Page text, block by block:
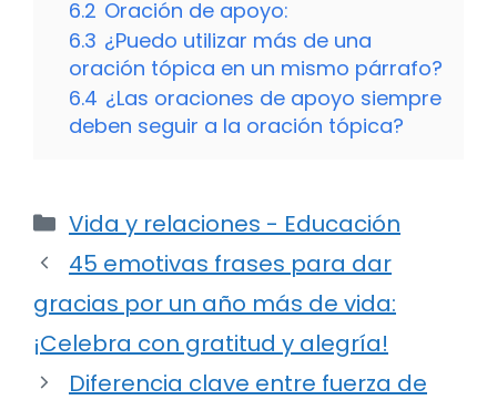
6.2 Oración de apoyo:
6.3 ¿Puedo utilizar más de una
oración tópica en un mismo párrafo?
6.4 ¿Las oraciones de apoyo siempre
deben seguir a la oración tópica?
Categorías
Vida y relaciones - Educación
45 emotivas frases para dar
gracias por un año más de vida:
¡Celebra con gratitud y alegría!
Diferencia clave entre fuerza de